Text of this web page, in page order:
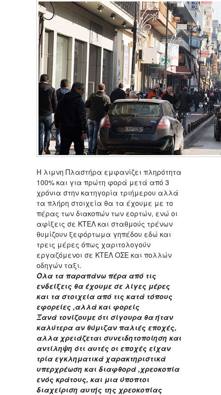
Η λιμνη Πλαστήρα εμφανίζει πληρότητα
100% και για πρώτη φορά μετά από 3
χρόνια στην κατηγορία τριήμερου αλλά
τα πλήρη στοιχεία θα τα έχουμε με το
πέρας των διακοπών των εορτών, ενώ οι
αφίξεις σε ΚΤΕΛ και σταθμούς τρένων
θυμίζουν ξεφόρτωμα γηπέδου εδώ και
τρεις μέρες όπως χαριτολογούν
εργαζόμενοι σε ΚΤΕΛ ΟΣΕ και πολλών
οδηγών ταξι.
Όλα τα παραπάνω πέρα από τις
ενδείξεις θα έχουμε σε λίγες μέρες
και τα στοιχεία από τις κατά τόπους
εφορείες ,αλλά και φορείς
Ξανά τονίζουμε ότι σίγουρα θα ήταν
καλύτερα αν θύμιζαν παλιές εποχές,
αλλα χρειάζεται συνειδητοποίηση και
αντίληψη ότι αυτές οι εποχές είχαν
τρία εγκληματικά χαρακτηριστικά
υπερχρέωση και διαφθορά ,χρεοκοπία
ενός κράτους, και μια ύποπτοι
διαχείριση αυτής της χρεοκοπίας